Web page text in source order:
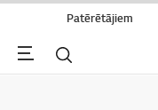
Patērētājiem
Menu Meklēt